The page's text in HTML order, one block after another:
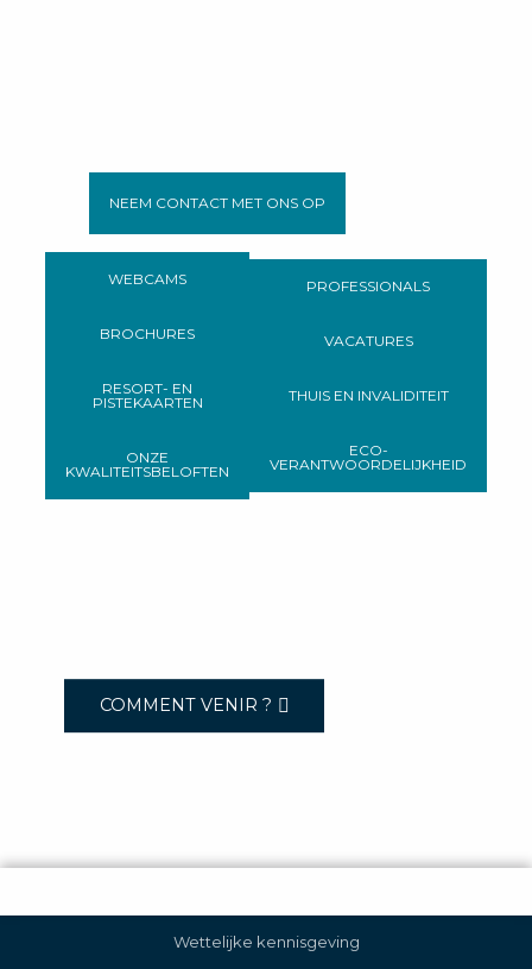
NEEM CONTACT MET ONS OP
WEBCAMS
BROCHURES
RESORT- EN
PISTEKAARTEN
ONZE
KWALITEITSBELOFTEN
PROFESSIONALS
VACATURES
THUIS EN INVALIDITEIT
ECO-
VERANTWOORDELIJKHEID
COMMENT VENIR ?
Wettelijke kennisgeving